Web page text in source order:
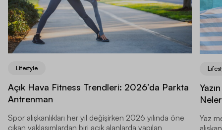
Lifestyle
Açık Hava Fitness Trendleri: 2026’da Parkta
Antrenman
Spor alışkanlıkları her yıl değişirken 2026 yılında öne
çıkan yaklaşımlardan biri açık alanlarda yapılan
Yaz